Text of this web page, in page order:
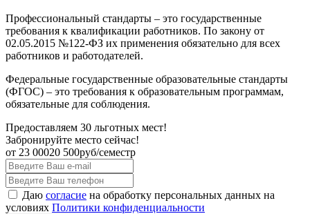
Профессиональный стандарты – это государственные
требования к квалификации работников. По закону от
02.05.2015 №122-ФЗ их применения обязательно для всех
работников и работодателей.
Федеральные государственные образовательные стандарты
(ФГОС) – это требования к образовательным программам,
обязательные для соблюдения.
Предоставляем 30 льготных мест!
Забронируйте место сейчас!
от 23 00020 500руб/семестр
Даю согласие на обработку персональных данных на
условиях Политики конфиденциальности